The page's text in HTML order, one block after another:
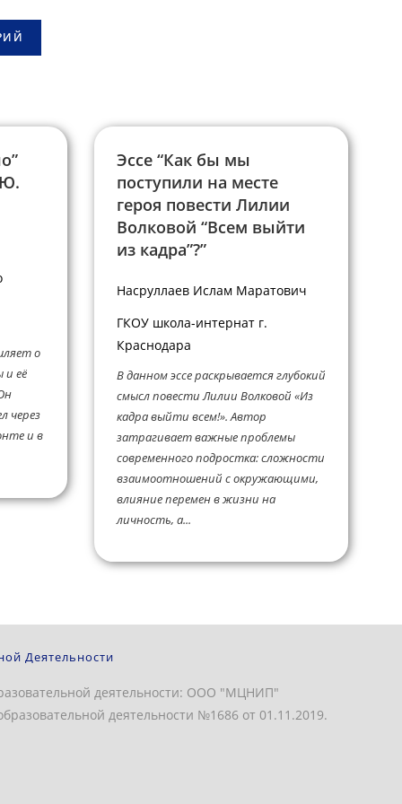
о
и её
через
и в
Эссе “Как бы мы
поступили на месте
героя повести Лилии
Волковой “Всем выйти
из кадра”?”
Насруллаев Ислам Маратович
ГКОУ школа-интернат г.
Краснодара
В данном эссе раскрывается глубокий
смысл повести Лилии Волковой «Из
кадра выйти всем!». Автор
затрагивает важные проблемы
современного подростка: сложности
взаимоотношений с окружающими,
влияние перемен в жизни на
личность, а...
Деятельности
деятельности: ООО "МЦНИП"
деятельности №1686 от 01.11.2019.